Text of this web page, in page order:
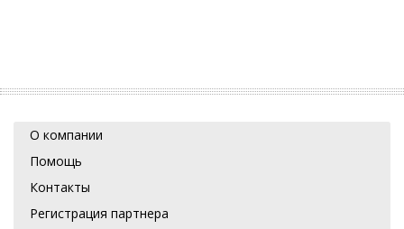
О компании
Помощь
Контакты
Регистрация партнера